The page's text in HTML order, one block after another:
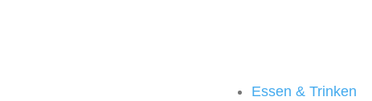
Essen & Trinken